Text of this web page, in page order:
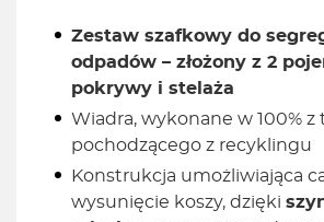
Zestaw szafkowy do
odpadów – złożony z 2
pokrywy i stelaża
Wiadra, wykonane w 100% z
pochodzącego z recyklingu
Konstrukcja umożliwiająca
wysunięcie koszy, dzięki